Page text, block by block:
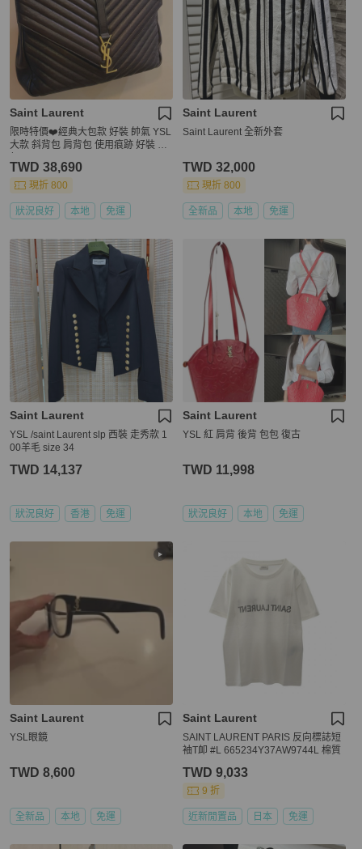
Saint Laurent
限時特價❤️經典大包款 好裝 帥氣 YSL
大款 斜背包 肩背包 使用痕跡 好裝 帥
TWD 38,690
現折 800
狀況良好 本地 免運
Saint Laurent
Saint Laurent 全新外套
TWD 32,000
現折 800
全新品 本地 免運
Saint Laurent
YSL /saint Laurent slp 西裝 走秀款 1
00羊毛 size 34
TWD 14,137
狀況良好 香港 免運
Saint Laurent
YSL 紅 肩背 後背 包包 復古
TWD 11,998
狀況良好 本地 免運
Saint Laurent
YSL眼鏡
TWD 8,600
全新品 本地 免運
Saint Laurent
SAINT LAURENT PARIS 反向標誌短
袖T卹 #L 665234Y37AW9744L 棉質
TWD 9,033
9 折
近新閒置品 日本 免運